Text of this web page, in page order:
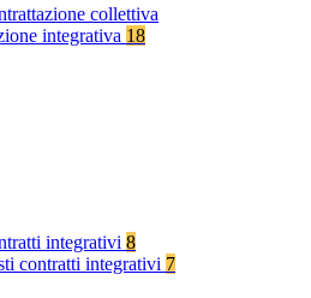
collettiva
integrativa 18
integrativi 8
contratti integrativi 7